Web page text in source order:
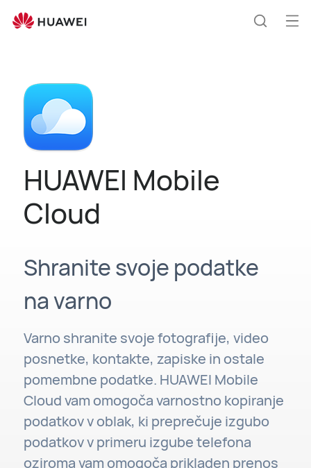
Mobile
HUAWEI Mobile
Cloud
Shranite svoje podatke
na varno
Varno shranite svoje fotografije, video
posnetke, kontakte, zapiske in ostale
pomembne podatke. HUAWEI Mobile
Cloud vam omogoča varnostno kopiranje
podatkov v oblak, ki preprečuje izgubo
podatkov v primeru izgube telefona
oziroma vam omogoča prikladen prenos